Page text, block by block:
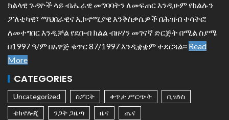
ክልላዊ ጉዳዮች ላይ ብሔራዊ መግባባትን ለመፍጠር እንዲሁም የክልሉን
ፖለቲካዊ፣ ማህበራዊና ኢኮኖሚያዊ እንቅስቃሴዎች በሕዝብ ተሳትፎ
ለመተግበር እንዲቻል የደቡብ ክልል ብዙሃን መገናኛ ድርጅት በሚል ስያሜ
በ1997 ዓ/ም በአዋጅ ቁጥር 87/1997 እንዲቋቋም ተደርጓል፡፡ Read
More
CATEGORIES
Uncategorized ስፖርት ቀጥታ ሥርጭት
ቢዝነስ
ቴክኖሎጂ
ንጋት ጋዜጣ ዜና ጤና